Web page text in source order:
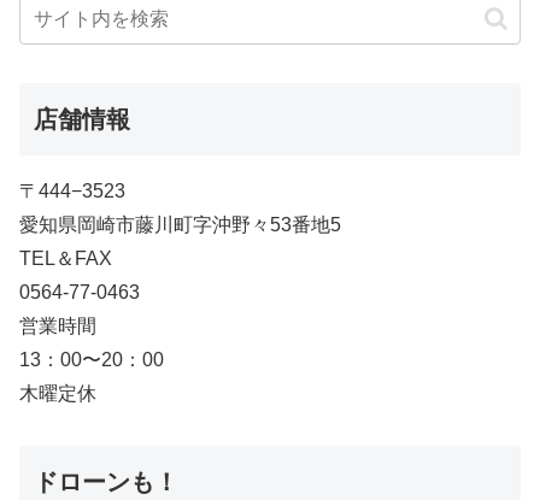
店舗情報
〒444−3523
愛知県岡崎市藤川町字沖野々53番地5
TEL＆FAX
0564-77-0463
営業時間
13：00〜20：00
木曜定休
ドローンも！